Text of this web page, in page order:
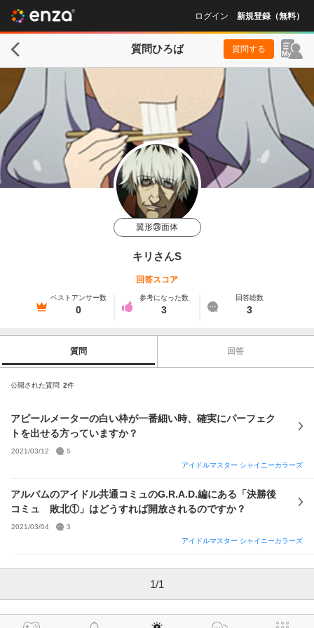
ログイン 新規登録（無料）
質問ひろば 質問する
翼形㉘面体
キリさんS
回答スコア
ベストアンサー数
0
参考になった数
3
回答総数
3
質問 回答
公開された質問 2件
アピールメーターの白い枠が一番細い時、確実にパーフェク
トを出せる方っていますか？
2021/03/12
5
アイドルマスター シャイニーカラーズ
アルバムのアイドル共通コミュのG.R.A.D.編にある「決勝後
コミュ 敗北①」はどうすれば開放されるのですか？
2021/03/04
3
アイドルマスター シャイニーカラーズ
1/1